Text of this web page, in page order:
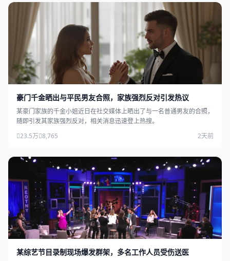
豪门千金晒出与平民男友合照，家族强烈反对引发热议
某豪门家族的千金小姐近日在社交媒体上晒出了与一名普通男友的合照，
随即引发其家族强烈反对，相关消息迅速登上热搜。
23.5万 8,765 2天前
某综艺节目录制现场爆发群架，多名工作人员受伤送医